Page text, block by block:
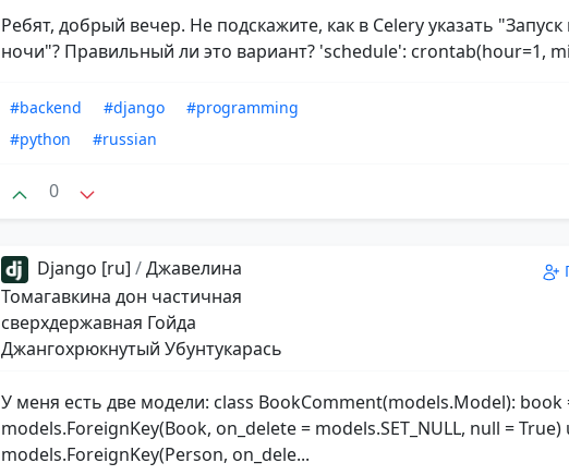
Ребят, добрый вечер. Не подскажите, как в Celery указать "Запуск
ночи"? Правильный ли это вариант? 'schedule': crontab(hour=1,
#backend #django
#programming
#python
#russian
0
Django [ru] /Джавелина
Томагавкина дон частичная
сверхдержавная Гойда
Джангохрюкнутый Убунтукарась
У меня есть две модели: class BookComment(models.Model): book
models.ForeignKey(Book, on_delete = models.SET_NULL, null = True)
models.ForeignKey(Person, on_dele...